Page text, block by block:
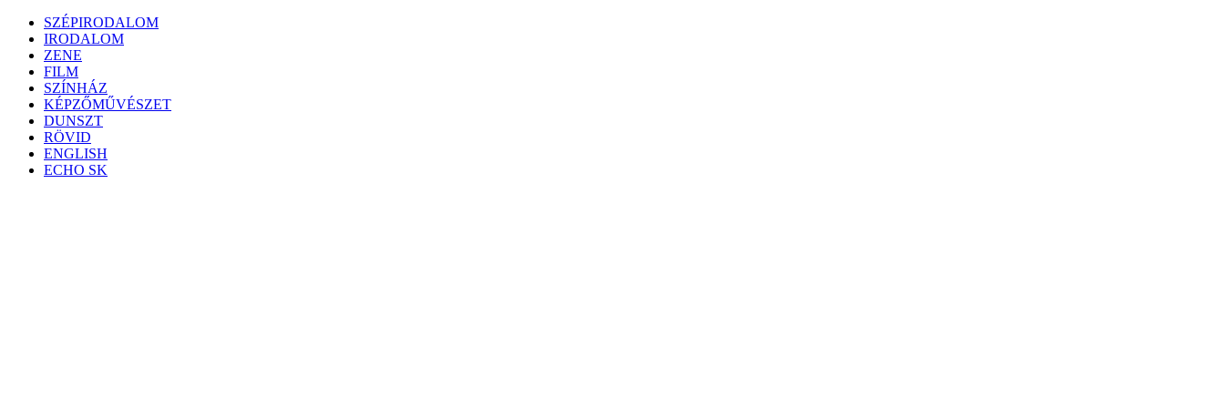
Skip
content
SZÉPIRODALOM
IRODALOM
ZENE
FILM
SZÍNHÁZ
KÉPZŐMŰVÉSZET
DUNSZT
RÖVID
ENGLISH
ECHO SK